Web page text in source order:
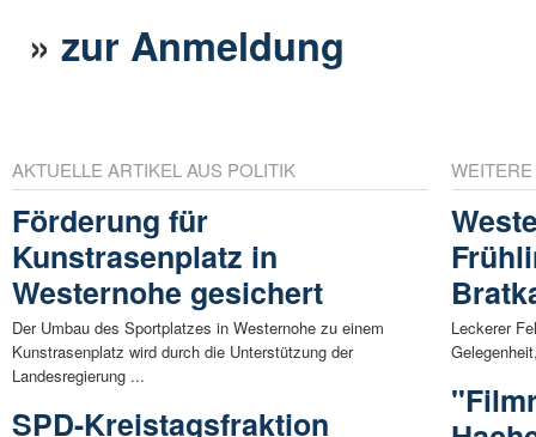
»zur Anmeldung
AKTUELLE ARTIKEL AUS POLITIK
Förderung für
Kunstrasenplatz in
Westernohe gesichert
Der Umbau des Sportplatzes in Westernohe zu einem
Kunstrasenplatz wird durch die Unterstützung der
Landesregierung ...
SPD-Kreistagsfraktion
Leckerer